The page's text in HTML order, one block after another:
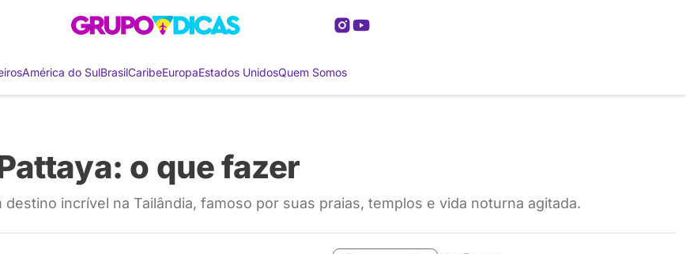
América do SulBrasilCaribeEuropaEstados UnidosQuem Somos
o que fazer
incrível na Tailândia, famoso por suas praias, templos e vida noturna agitada.